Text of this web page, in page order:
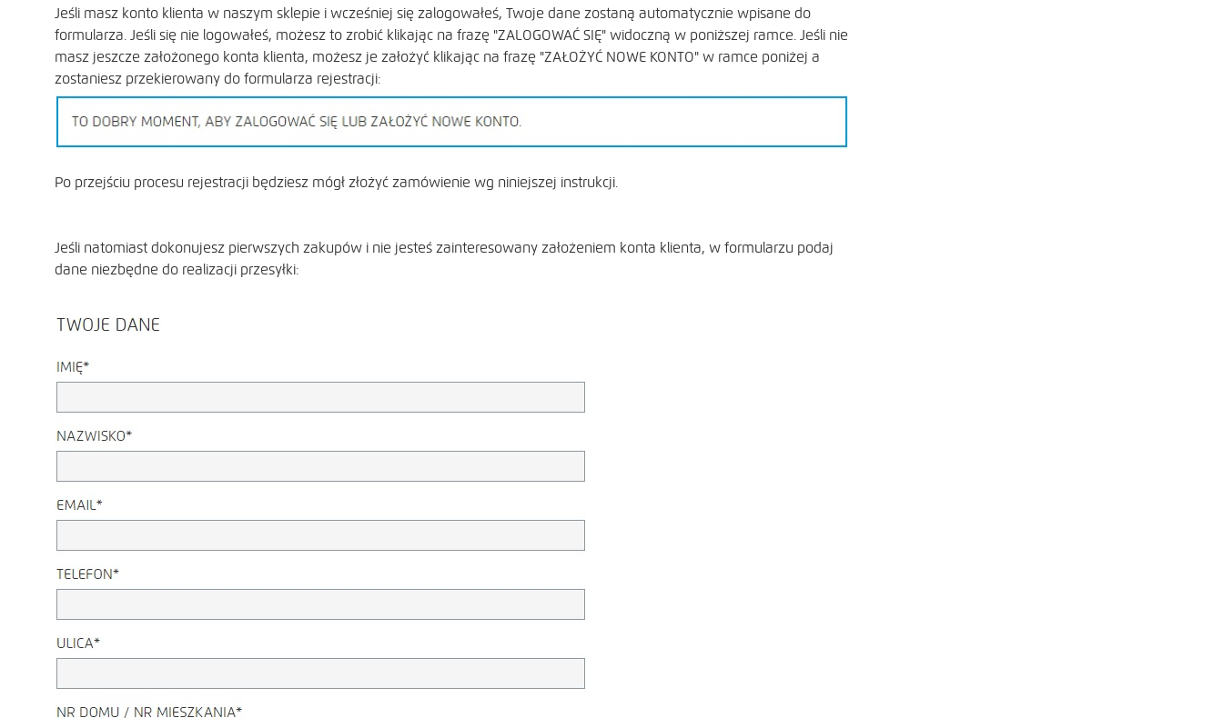
Jeśli masz konto klienta w naszym sklepie i wcześniej się zalogowałeś, Twoje dane zostaną automatycznie wpisane do
formularza. Jeśli się nie logowałeś, możesz to zrobić klikając na frazę "ZALOGOWAĆ SIĘ" widoczną w poniższej ramce. Jeśli nie
masz jeszcze założonego konta klienta, możesz je założyć klikając na frazę "ZAŁOŻYĆ NOWE KONTO" w ramce poniżej a
zostaniesz przekierowany do formularza rejestracji:
Po przejściu procesu rejestracji będziesz mógł złożyć zamówienie wg niniejszej instrukcji.
Jeśli natomiast dokonujesz pierwszych zakupów i nie jesteś zainteresowany założeniem konta klienta, w formularzu podaj
dane niezbędne do realizacji przesyłki: